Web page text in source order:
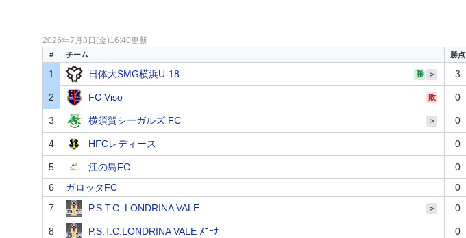
2026年7月3日(金)16:40更新
# チーム 勝点
1 日体大SMG横浜U-18 勝 > 3
2 FC Viso 敗 0
3 横須賀シーガルズ FC > 0
4 HFCレディース 0
5 江の島FC 0
6
ガロッタFC 0
7
P.S.T.C. LONDRINA VALE > 0
8 P.S.T.C.LONDRINA VALE ﾒﾆｰﾅ 0